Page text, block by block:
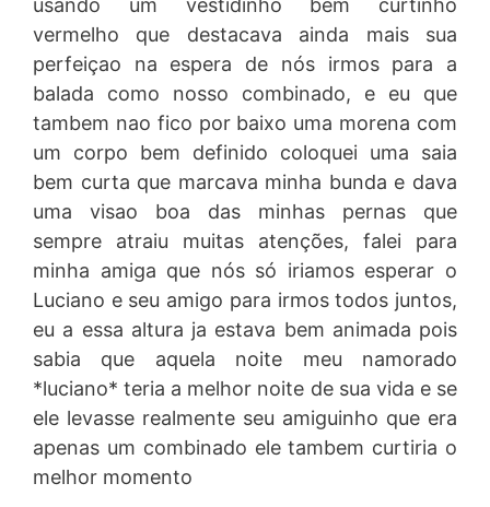
usando um vestidinho bem curtinho
vermelho que destacava ainda mais sua
perfeiçao na espera de nós irmos para a
balada como nosso combinado, e eu que
tambem nao fico por baixo uma morena com
um corpo bem definido coloquei uma saia
bem curta que marcava minha bunda e dava
uma visao boa das minhas pernas que
sempre atraiu muitas atenções, falei para
minha amiga que nós só iriamos esperar o
Luciano e seu amigo para irmos todos juntos,
eu a essa altura ja estava bem animada pois
sabia que aquela noite meu namorado
*luciano* teria a melhor noite de sua vida e se
ele levasse realmente seu amiguinho que era
apenas um combinado ele tambem curtiria o
melhor momento